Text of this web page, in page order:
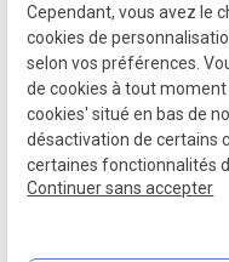
Caution
Cependant, vous avez le
cookies de
selon vos préférences.
de cookies à tout
cookies' situé en bas de
désactivation de certains
certaines fonctionnalités
Continuer sans accepter